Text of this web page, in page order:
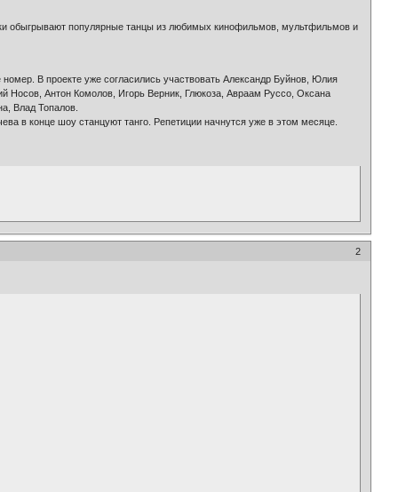
обыгрывают популярные танцы из любимых кинофильмов, мультфильмов и
В проекте уже согласились участвовать Александр Буйнов, Юлия
Носов, Антон Комолов, Игорь Верник, Глюкоза, Авраам Руссо, Оксана
Влад Топалов.
в конце шоу станцуют танго. Репетиции начнутся уже в этом месяце.
2